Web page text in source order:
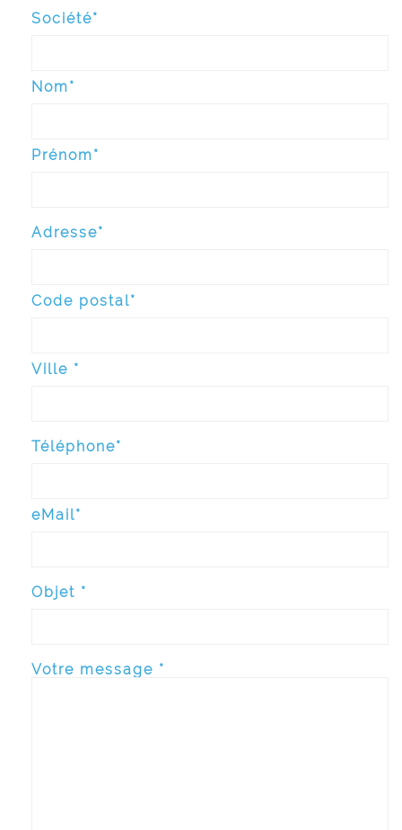
Société*
Nom*
Prénom*
Adresse*
Code postal*
Ville *
Téléphone*
eMail*
Objet *
Votre message *